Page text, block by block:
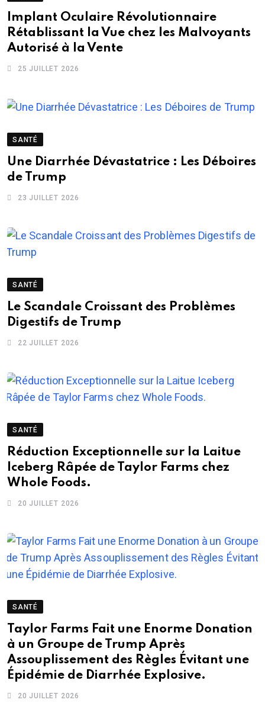
Implant Oculaire Révolutionnaire
Rétablissant la Vue chez les Malvoyants
Autorisé à la Vente
25 JUILLET 2026
SANTÉ
Une Diarrhée Dévastatrice : Les Déboires
de Trump
23 JUILLET 2026
SANTÉ
Le Scandale Croissant des Problèmes
Digestifs de Trump
22 JUILLET 2026
SANTÉ
Réduction Exceptionnelle sur la Laitue
Iceberg Râpée de Taylor Farms chez
Whole Foods.
20 JUILLET 2026
SANTÉ
Taylor Farms Fait une Enorme Donation
à un Groupe de Trump Après
Assouplissement des Règles Évitant une
Épidémie de Diarrhée Explosive.
20 JUILLET 2026